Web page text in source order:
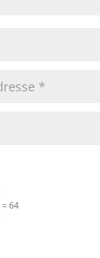
= 64